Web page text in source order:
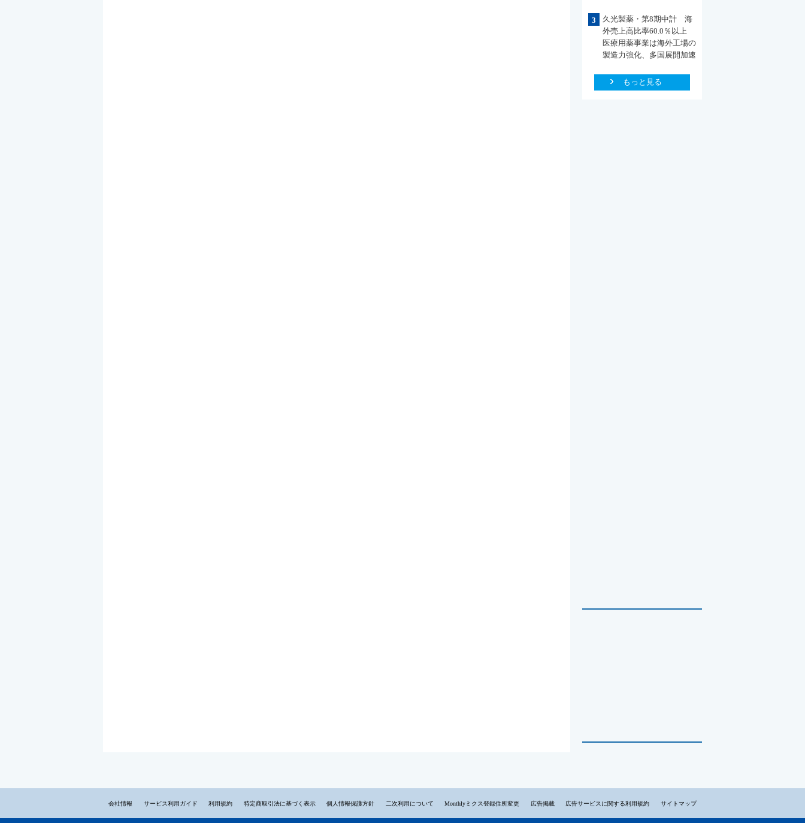
3
久光製薬・第8期中計 海
外売上高比率60.0％以上
医療用薬事業は海外工場の
製造力強化、多国展開加速
もっと見る
会社情報 サービス利用ガイド 利用規約 特定商取引法に基づく表示 個人情報保護方針 二次利用について Monthlyミクス登録住所変更 広告掲載 広告サービスに関する利用規約 サイトマップ